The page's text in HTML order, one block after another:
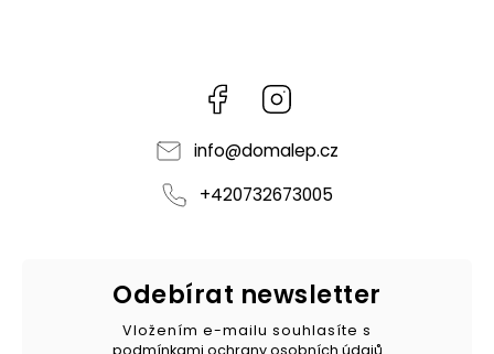
Facebook
info@domalep.cz
+420732673005
Odebírat newsletter
Vložením e-mailu souhlasíte s